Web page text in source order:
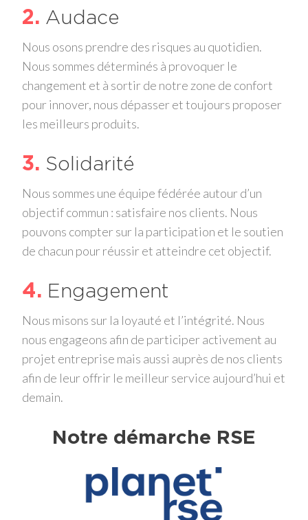
2 Audace
Nous osons prendre des risques au quotidien.
Nous sommes déterminés à provoquer le
changement et à sortir de notre zone de confort
pour innover, nous dépasser et toujours proposer
les meilleurs produits.
3 Solidarité
Nous sommes une équipe fédérée autour d’un
objectif commun : satisfaire nos clients. Nous
pouvons compter sur la participation et le soutien
de chacun pour réussir et atteindre cet objectif.
4 Engagement
Nous misons sur la loyauté et l’intégrité. Nous
nous engageons afin de participer activement au
projet entreprise mais aussi auprès de nos clients
afin de leur offrir le meilleur service aujourd’hui et
demain.
Notre démarche RSE